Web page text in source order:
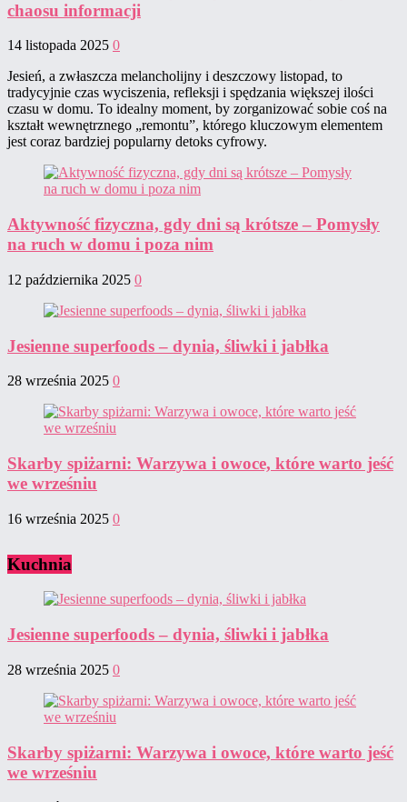
chaosu informacji
14 listopada 2025 0
Jesień, a zwłaszcza melancholijny i deszczowy listopad, to
tradycyjnie czas wyciszenia, refleksji i spędzania większej ilości
czasu w domu. To idealny moment, by zorganizować sobie coś na
kształt wewnętrznego „remontu”, którego kluczowym elementem
jest coraz bardziej popularny detoks cyfrowy.
Aktywność fizyczna, gdy dni są krótsze – Pomysły
na ruch w domu i poza nim
12 października 2025 0
Jesienne superfoods – dynia, śliwki i jabłka
28 września 2025 0
Skarby spiżarni: Warzywa i owoce, które warto jeść
we wrześniu
16 września 2025 0
Kuchnia
Jesienne superfoods – dynia, śliwki i jabłka
28 września 2025 0
Skarby spiżarni: Warzywa i owoce, które warto jeść
we wrześniu